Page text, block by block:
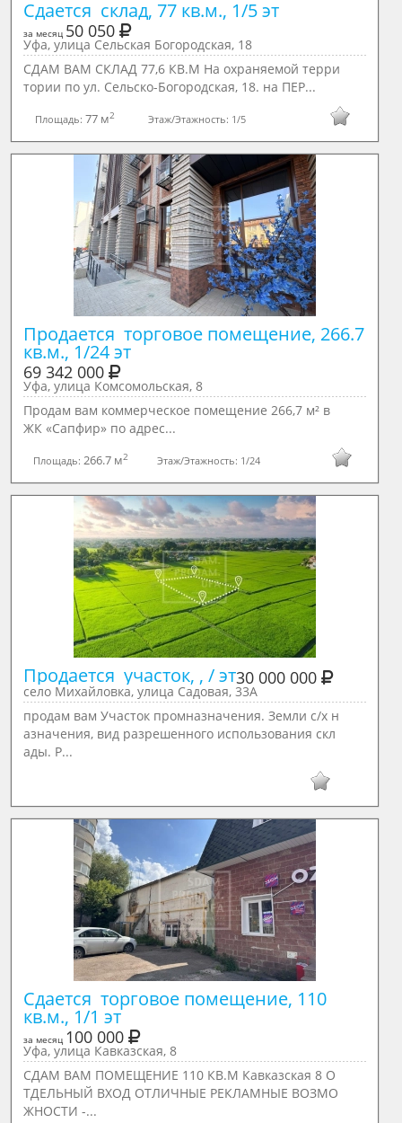
Сдается  склад, 77 кв.м., 1/5 эт
за месяц 50 050
Уфа, улица Сельская Богородская, 18
СДАМ ВАМ СКЛАД 77,6 КВ.М На охраняемой терри
тории по ул. Сельско-Богородская, 18. на ПЕР...
Площадь:77 м2 Этаж/Этажность: 1/5
Продается  торговое помещение, 266.7
кв.м., 1/24 эт
69 342 000
Уфа, улица Комсомольская, 8
Продам вам коммерческое помещение 266,7 м² в
ЖК «Сапфир» по адрес...
Площадь: 266.7 м2 Этаж/Этажность: 1/24
Продается  участок, , / эт30 000 000
село Михайловка, улица Садовая, 33А
продам вам Участок промназначения. Земли с/х н
азначения, вид разрешенного использования скл
ады. Р...
Сдается  торговое помещение, 110
кв.м., 1/1 эт
за месяц 100 000
Уфа, улица Кавказская, 8
СДАМ ВАМ ПОМЕЩЕНИЕ 110 КВ.М Кавказская 8 О
ТДЕЛЬНЫЙ ВХОД ОТЛИЧНЫЕ РЕКЛАМНЫЕ ВОЗМО
ЖНОСТИ -...